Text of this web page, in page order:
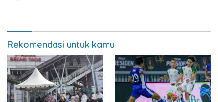
Rekomendasi untuk kamu